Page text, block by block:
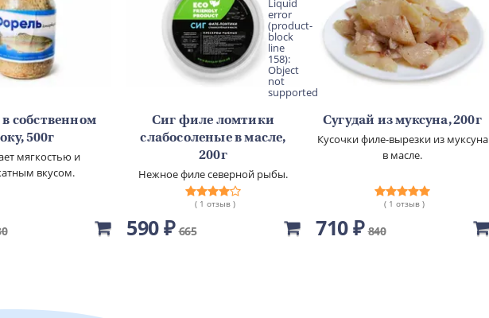
собственном
500г
мягкостью и
вкусом.
error
(product-
block
line
158):
Object
not
supported
Сиг филе ломтики
слабосоленые в масле,
200г
Нежное филе северной рыбы.
( 1 отзыв )
590 ₽ 665
Сугудай из муксуна, 200г
Кусочки филе-вырезки из муксуна
в масле.
( 1 отзыв )
710 ₽ 840